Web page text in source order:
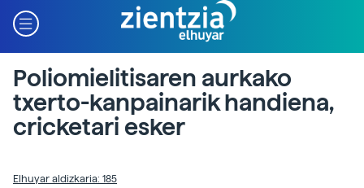
Poliomielitisaren aurkako
txerto-kanpainarik handiena,
cricketari esker
Elhuyar aldizkaria: 185